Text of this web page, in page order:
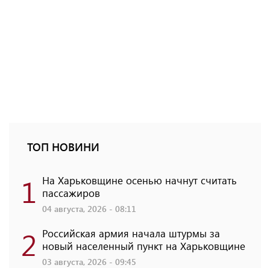
ТОП НОВИНИ
1 На Харьковщине осенью начнут считать
пассажиров
04 августа, 2026 - 08:11
2 Российская армия начала штурмы за
новый населенный пункт на Харьковщине
03 августа, 2026 - 09:45